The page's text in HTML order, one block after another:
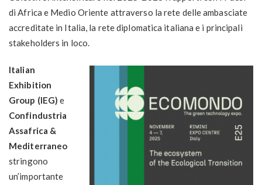
di Africa e Medio Oriente attraverso la rete delle ambasciate
accreditate in Italia, la rete diplomatica italiana e i principali
stakeholders in loco.
Italian
Exhibition
Group (IEG) e
Confindustria
Assafrica &
Mediterraneo
stringono
un’importante